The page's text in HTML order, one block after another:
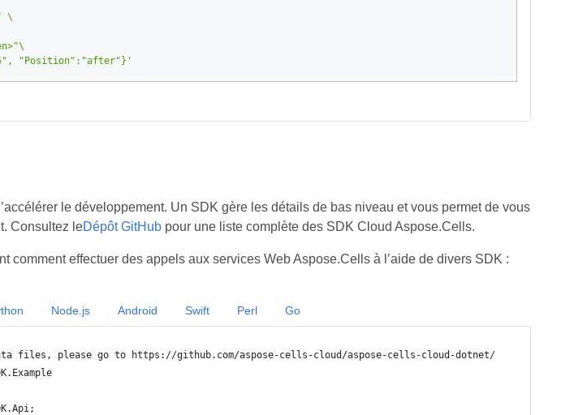
"Position":"after"}'
le développement. Un SDK gère les détails de bas niveau et vous permet de vous
Consultez leDépôt GitHubpour une liste complète des SDK Cloud Aspose.Cells.
comment effectuer des appels aux services Web Aspose.Cells à l’aide de divers SDK :
files, please go to https://github.com/aspose-cells-cloud/aspose-cells-cloud-dotnet/
Node.js Android Swift Perl Go